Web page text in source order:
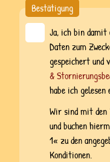
Bestätigung
Ja, ich bin damit
Daten zum
gespeichert und
&
habe ich
Wir sind mit den
und buchen
1« zu den
Konditionen.